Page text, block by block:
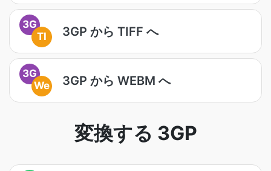
3G
TI
3GP から TIFF へ
3G
We
3GP から WEBM へ
変換する 3GP